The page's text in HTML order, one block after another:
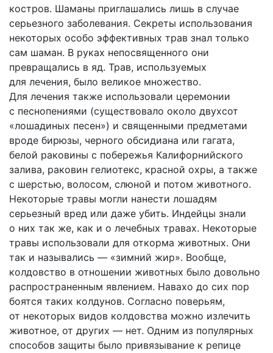
костров. Шаманы приглашались лишь в случае
серьезного заболевания. Секреты использования
некоторых особо эффективных трав знал только
сам шаман. В руках непосвященного они
превращались в яд. Трав, используемых
для лечения, было великое множество.
Для лечения также использовали церемонии
с песнопениями (существовало около двухсот
«лошадиных песен») и священными предметами
вроде бирюзы, черного обсидиана или гагата,
белой раковины с побережья Калифорнийского
залива, раковин гелиотекс, красной охры, а также
с шерстью, волосом, слюной и потом животного.
Некоторые травы могли нанести лошадям
серьезный вред или даже убить. Индейцы знали
о них так же, как и о лечебных травах. Некоторые
травы использовали для откорма животных. Они
так и назывались — «зимний жир». Вообще,
колдовство в отношении животных было довольно
распространенным явлением. Навахо до сих пор
боятся таких колдунов. Согласно поверьям,
от некоторых видов колдовства можно излечить
животное, от других — нет. Одним из популярных
способов защиты было привязывание к репице